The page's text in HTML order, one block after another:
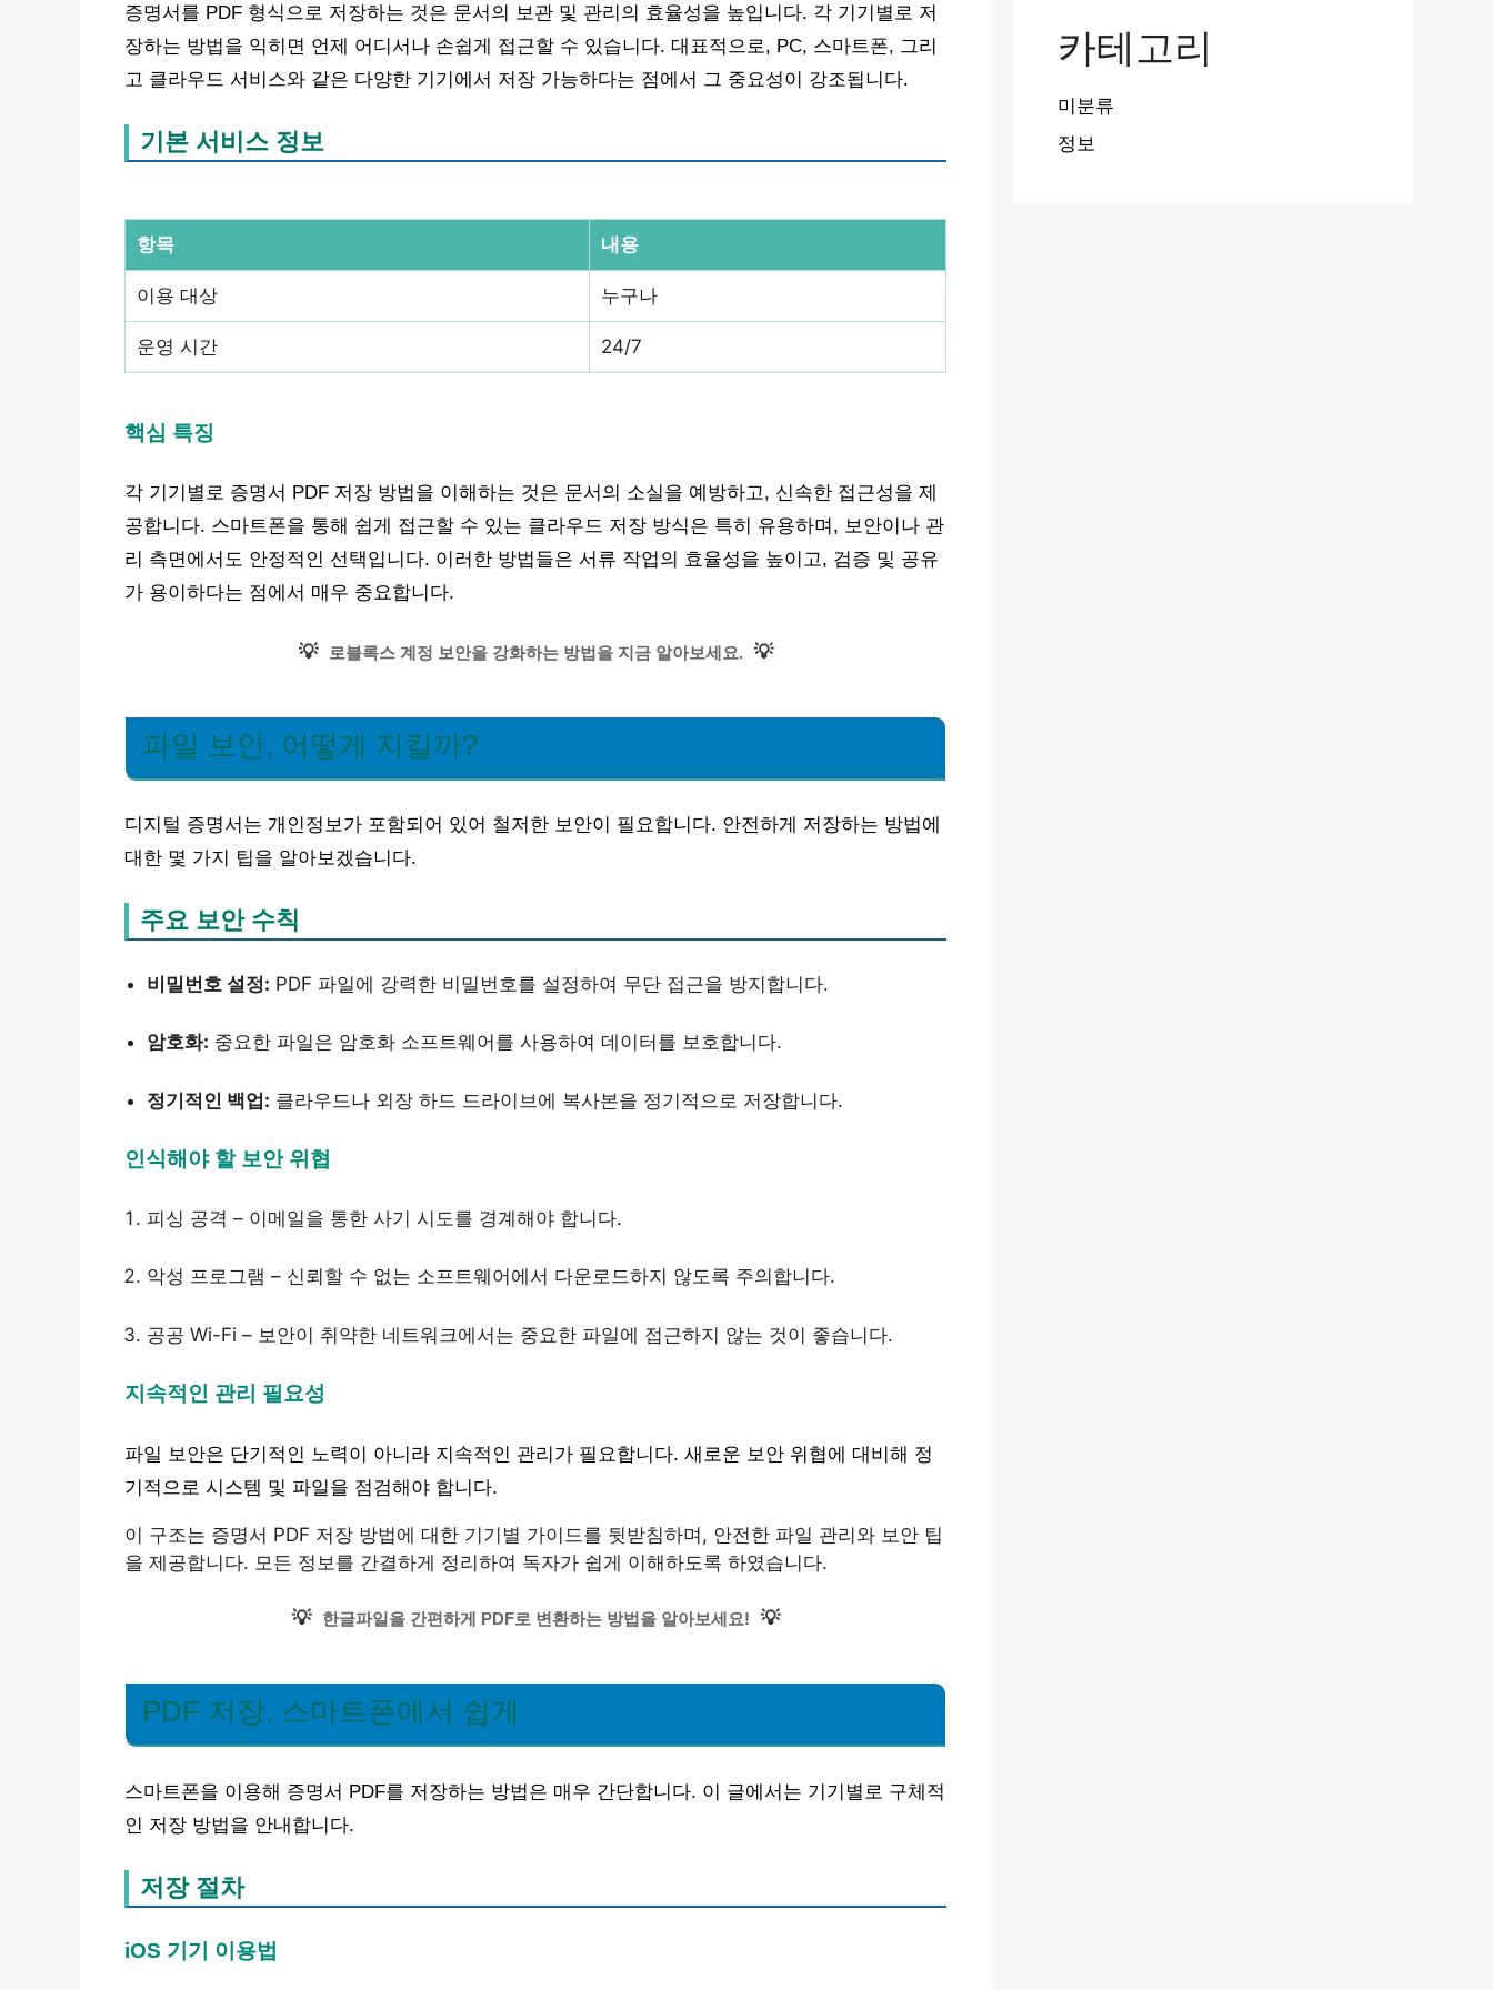
증명서를 PDF 형식으로 저장하는 것은 문서의 보관 및 관리의 효율성을 높입니다. 각 기기별로 저
장하는 방법을 익히면 언제 어디서나 손쉽게 접근할 수 있습니다. 대표적으로, PC, 스마트폰, 그리
고 클라우드 서비스와 같은 다양한 기기에서 저장 가능하다는 점에서 그 중요성이 강조됩니다.
기본 서비스 정보
항목 내용
이용 대상 누구나
운영 시간 24/7
핵심 특징
각 기기별로 증명서 PDF 저장 방법을 이해하는 것은 문서의 소실을 예방하고, 신속한 접근성을 제
공합니다. 스마트폰을 통해 쉽게 접근할 수 있는 클라우드 저장 방식은 특히 유용하며, 보안이나 관
리 측면에서도 안정적인 선택입니다. 이러한 방법들은 서류 작업의 효율성을 높이고, 검증 및 공유
가 용이하다는 점에서 매우 중요합니다.
💡 로블록스 계정 보안을 강화하는 방법을 지금 알아보세요. 💡
파일 보안, 어떻게 지킬까?
디지털 증명서는 개인정보가 포함되어 있어 철저한 보안이 필요합니다. 안전하게 저장하는 방법에
대한 몇 가지 팁을 알아보겠습니다.
주요 보안 수칙
비밀번호 설정: PDF 파일에 강력한 비밀번호를 설정하여 무단 접근을 방지합니다.
암호화: 중요한 파일은 암호화 소프트웨어를 사용하여 데이터를 보호합니다.
정기적인 백업: 클라우드나 외장 하드 드라이브에 복사본을 정기적으로 저장합니다.
인식해야 할 보안 위협
피싱 공격 – 이메일을 통한 사기 시도를 경계해야 합니다.
악성 프로그램 – 신뢰할 수 없는 소프트웨어에서 다운로드하지 않도록 주의합니다.
공공 Wi-Fi – 보안이 취약한 네트워크에서는 중요한 파일에 접근하지 않는 것이 좋습니다.
지속적인 관리 필요성
파일 보안은 단기적인 노력이 아니라 지속적인 관리가 필요합니다. 새로운 보안 위협에 대비해 정
기적으로 시스템 및 파일을 점검해야 합니다.
이 구조는 증명서 PDF 저장 방법에 대한 기기별 가이드를 뒷받침하며, 안전한 파일 관리와 보안 팁
을 제공합니다. 모든 정보를 간결하게 정리하여 독자가 쉽게 이해하도록 하였습니다.
💡 한글파일을 간편하게 PDF로 변환하는 방법을 알아보세요! 💡
PDF 저장, 스마트폰에서 쉽게
스마트폰을 이용해 증명서 PDF를 저장하는 방법은 매우 간단합니다. 이 글에서는 기기별로 구체적
인 저장 방법을 안내합니다.
저장 절차
iOS 기기 이용법
카테고리
미분류
정보